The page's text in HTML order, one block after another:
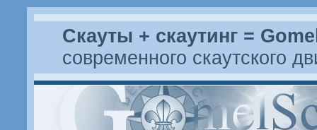
Скауты + скаутинг =
современного скаутского